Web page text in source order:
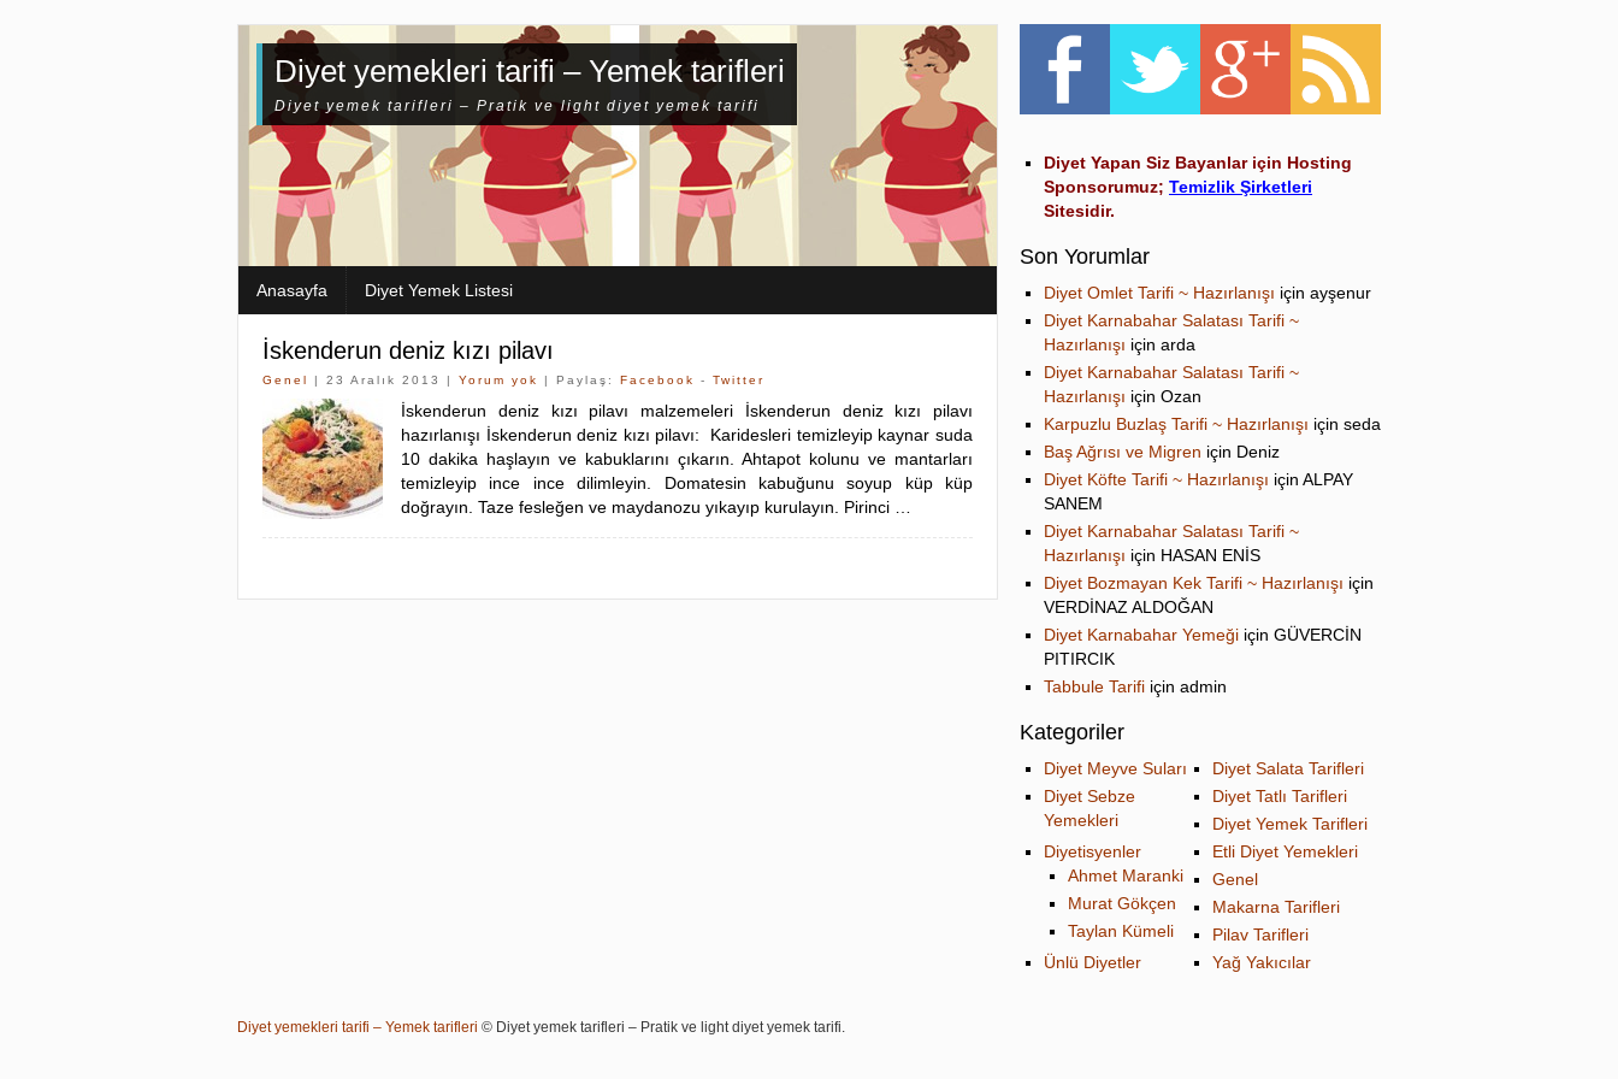
Diyet yemekleri tarifi – Yemek tarifleri
Diyet yemek tarifleri – Pratik ve light diyet yemek tarifi
Anasayfa Diyet Yemek Listesi
İskenderun deniz kızı pilavı
Genel | 23 Aralık 2013 | Yorum yok | Paylaş: Facebook - Twitter
İskenderun deniz kızı pilavı malzemeleri İskenderun deniz kızı pilavı
hazırlanışı İskenderun deniz kızı pilavı: Karidesleri temizleyip kaynar suda
10 dakika haşlayın ve kabuklarını çıkarın. Ahtapot kolunu ve mantarları
temizleyip ince ince dilimleyin. Domatesin kabuğunu soyup küp küp
doğrayın. Taze fesleğen ve maydanozu yıkayıp kurulayın. Pirinci …
Diyet Yapan Siz Bayanlar için Hosting
Sponsorumuz; Temizlik Şirketleri
Sitesidir.
Son Yorumlar
Diyet Omlet Tarifi ~ Hazırlanışı için ayşenur
Diyet Karnabahar Salatası Tarifi ~
Hazırlanışı için arda
Diyet Karnabahar Salatası Tarifi ~
Hazırlanışı için Ozan
Karpuzlu Buzlaş Tarifi ~ Hazırlanışı için seda
Baş Ağrısı ve Migren için Deniz
Diyet Köfte Tarifi ~ Hazırlanışı için ALPAY
SANEM
Diyet Karnabahar Salatası Tarifi ~
Hazırlanışı için HASAN ENİS
Diyet Bozmayan Kek Tarifi ~ Hazırlanışı için
VERDİNAZ ALDOĞAN
Diyet Karnabahar Yemeği için GÜVERCİN
PITIRCIK
Tabbule Tarifi için admin
Kategoriler
Diyet Meyve Suları
Diyet Salata Tarifleri
Diyet Sebze
Yemekleri
Diyet Tatlı Tarifleri
Diyet Yemek Tarifleri
Diyetisyenler
Ahmet Maranki
Murat Gökçen
Taylan Kümeli
Etli Diyet Yemekleri
Genel
Makarna Tarifleri
Pilav Tarifleri
Ünlü Diyetler
Yağ Yakıcılar
Diyet yemekleri tarifi – Yemek tarifleri © Diyet yemek tarifleri – Pratik ve light diyet yemek tarifi.